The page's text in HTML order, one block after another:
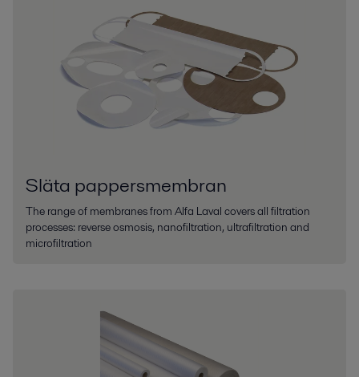
Släta pappersmembran
The range of membranes from Alfa Laval covers all filtration
processes: reverse osmosis, nanofiltration, ultrafiltration and
microfiltration